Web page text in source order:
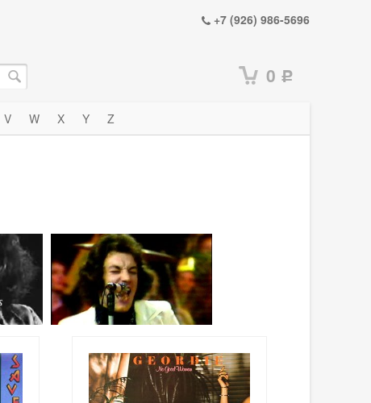
+7 (926) 986-5696
0 Р
V W X Y Z